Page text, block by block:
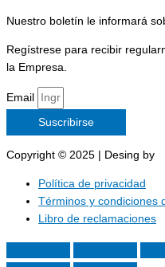
Nuestro boletín le informará
Regístrese para recibir
la Empresa.
Email
Suscribirse
Copyright © 2025 | Desing by
Política de privacidad
Términos y condiciones
Libro de reclamaciones